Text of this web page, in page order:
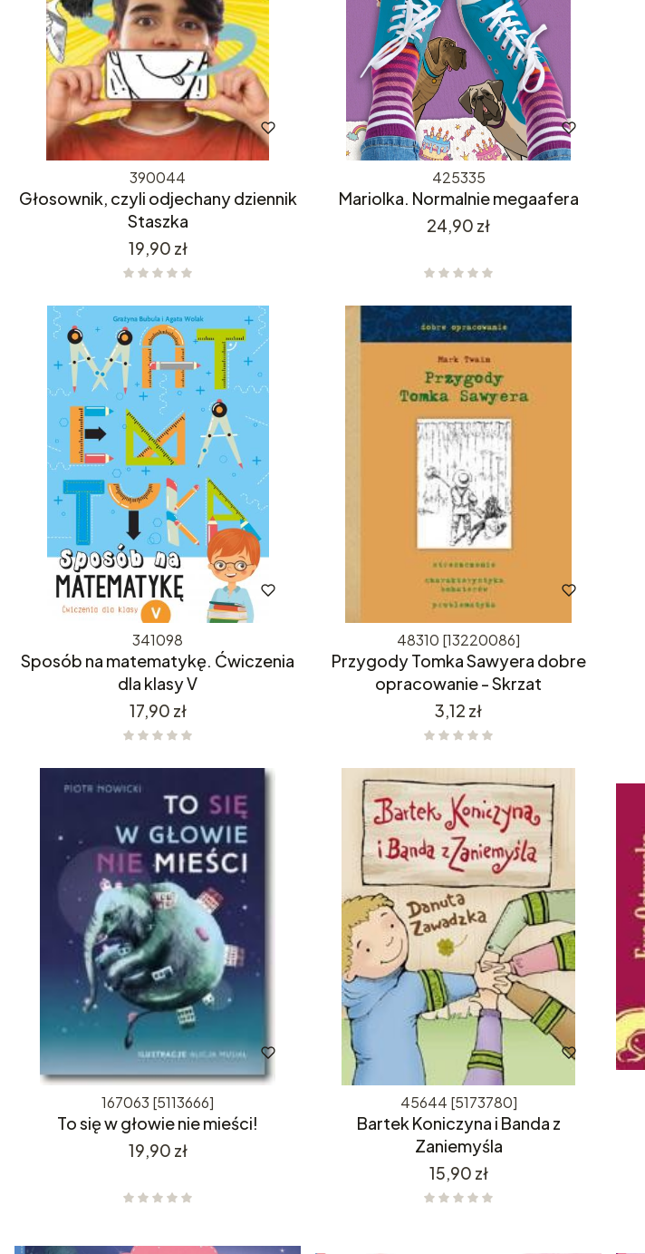
390044
Głosownik, czyli odjechany dziennik
Staszka
Cena
19,90 zł
425335
Mariolka. Normalnie megaafera
Cena
24,90 zł
341098
Sposób na matematykę. Ćwiczenia
dla klasy V
Cena
17,90 zł
48310 [13220086]
Przygody Tomka Sawyera dobre
opracowanie - Skrzat
Cena
3,12 zł
167063 [5113666]
To się w głowie nie mieści!
Cena
19,90 zł
45644 [5173780]
Bartek Koniczyna i Banda z
Zaniemyśla
Cena
15,90 zł